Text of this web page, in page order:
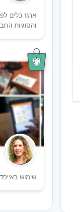
ארגז כלים
והסוגיות
שימוש